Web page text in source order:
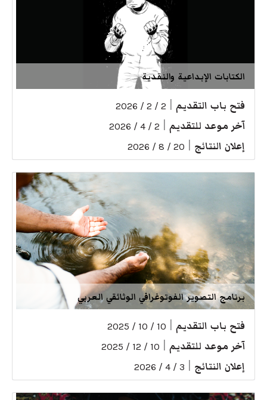
الكتابات الإبداعية والنقدية
فتح باب التقديم 2 / 2 / 2026
آخر موعد للتقديم 2 / 4 / 2026
إعلان النتائج 20 / 8 / 2026
برنامج التصوير الفوتوغرافي الوثائقي العربي
فتح باب التقديم 10 / 10 / 2025
آخر موعد للتقديم 10 / 12 / 2025
إعلان النتائج 3 / 4 / 2026